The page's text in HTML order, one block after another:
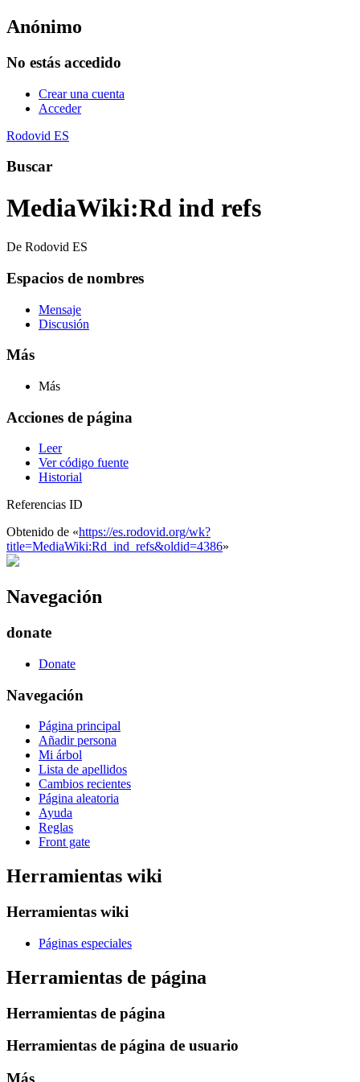
Anónimo
No estás accedido
Crear una cuenta
Acceder
Rodovid ES
Buscar
MediaWiki:Rd ind refs
De Rodovid ES
Espacios de nombres
Mensaje
Discusión
Más
Más
Acciones de página
Leer
Ver código fuente
Historial
Referencias ID
Obtenido de «https://es.rodovid.org/wk?
title=MediaWiki:Rd_ind_refs&oldid=4386»
Navegación
donate
Donate
Navegación
Página principal
Añadir persona
Mi árbol
Lista de apellidos
Cambios recientes
Página aleatoria
Ayuda
Reglas
Front gate
Herramientas wiki
Herramientas wiki
Páginas especiales
Herramientas de página
Herramientas de página
Herramientas de página de usuario
Más